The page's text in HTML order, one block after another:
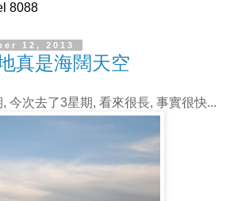
8088
12, 2013
真是海闊天空
今次去了3星期, 看來很長, 事實很快...